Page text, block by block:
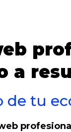
a
de tu